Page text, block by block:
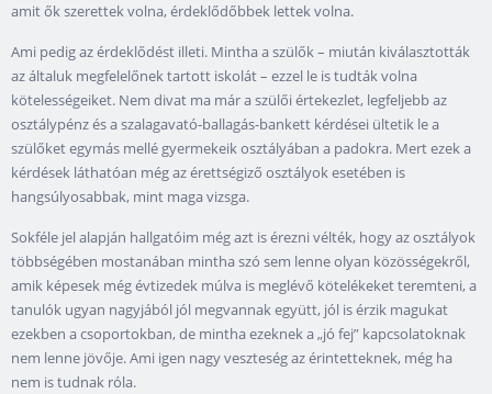
amit ők szerettek volna, érdeklődőbbek lettek volna.
Ami pedig az érdeklődést illeti. Mintha a szülők – miután kiválasztották
az általuk megfelelőnek tartott iskolát – ezzel le is tudták volna
kötelességeiket. Nem divat ma már a szülői értekezlet, legfeljebb az
osztálypénz és a szalagavató-ballagás-bankett kérdései ültetik le a
szülőket egymás mellé gyermekeik osztályában a padokra. Mert ezek a
kérdések láthatóan még az érettségiző osztályok esetében is
hangsúlyosabbak, mint maga vizsga.
Sokféle jel alapján hallgatóim még azt is érezni vélték, hogy az osztályok
többségében mostanában mintha szó sem lenne olyan közösségekről,
amik képesek még évtizedek múlva is meglévő kötelékeket teremteni, a
tanulók ugyan nagyjából jól megvannak együtt, jól is érzik magukat
ezekben a csoportokban, de mintha ezeknek a „jó fej” kapcsolatoknak
nem lenne jövője. Ami igen nagy veszteség az érintetteknek, még ha
nem is tudnak róla.